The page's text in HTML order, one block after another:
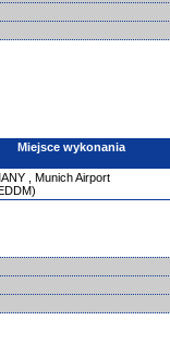
Miejsce wykonania
Munich Airport